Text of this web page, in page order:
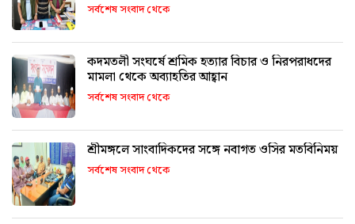
সর্বশেষ সংবাদ থেকে
কদমতলী সংঘর্ষে শ্রমিক হত্যার বিচার ও নিরপরাধদের
মামলা থেকে অব্যাহতির আহ্বান
সর্বশেষ সংবাদ থেকে
শ্রীমঙ্গলে সাংবাদিকদের সঙ্গে নবাগত ওসির মতবিনিময়
সর্বশেষ সংবাদ থেকে